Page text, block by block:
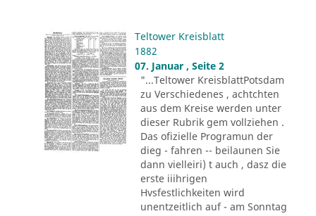
Teltower Kreisblatt
1882
07. Januar , Seite 2
"...Teltower KreisblattPotsdam
zu Verschiedenes , achtchten
aus dem Kreise werden unter
dieser Rubrik gem vollziehen .
Das ofizielle Programun der
dieg - fahren -- beilaunen Sie
dann vielleiri) t auch , dasz die
erste iiihrigen
Hvsfestlichkeiten wird
unentzeitlich auf - am Sonntag